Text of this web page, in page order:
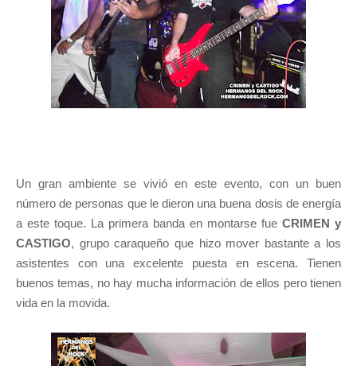
Un gran ambiente se vivió en este evento, con un buen
número de personas que le dieron una buena dosis de energía
a este toque. La primera banda en montarse fue CRIMEN y
CASTIGO, grupo caraqueño que hizo mover bastante a los
asistentes con una excelente puesta en escena. Tienen
buenos temas, no hay mucha información de ellos pero tienen
vida en la movida.